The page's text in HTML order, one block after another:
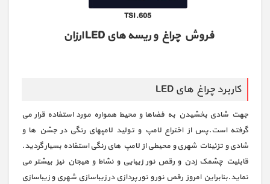
TSI.605
فروش چراغ و ریسه های LED ارزان
کاربرد چراغ های LED
جهت شادی بخشیدن به فضاها و محیط همواره مورد استفاده قرار می
گرفته است.پس از اختراع لامپ و تولید لامپهای رنگی در جشن ها و
شادی و تزئینات شهری و محیطی از لامپ های رنگی استفاده بسیار گردید.
قابلیت چشمک زدن و رقص نور زیبایی و نشاط و هیجان نیز بیشتر می
نماید.بنابراین امروز رقص نور و نور پردازی در زیباسازی شهری و زیباسازی